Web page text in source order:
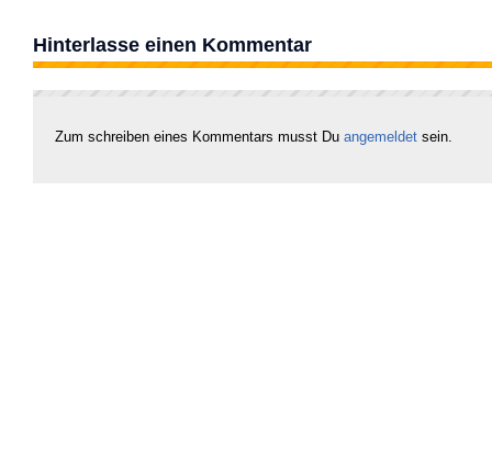
Hinterlasse einen Kommentar
Zum schreiben eines Kommentars musst Du angemeldet sein.